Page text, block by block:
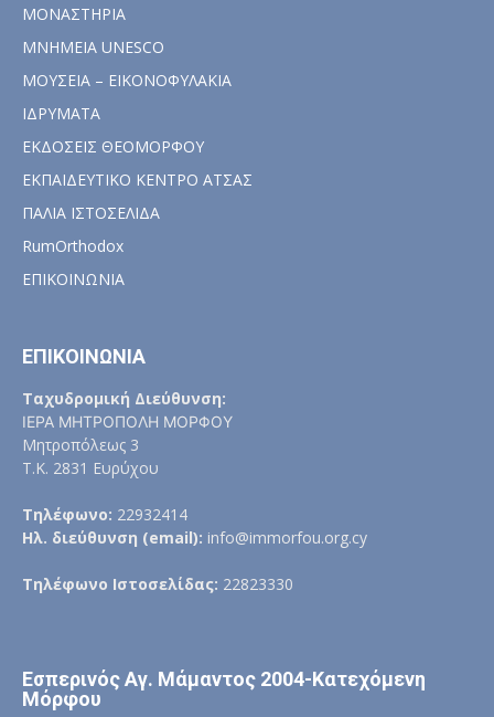
ΜΟΝΑΣΤΗΡΙΑ
ΜΝΗΜΕΙΑ UNESCO
ΜΟΥΣΕΙΑ – ΕΙΚΟΝΟΦΥΛΑΚΙΑ
ΙΔΡΥΜΑΤΑ
ΕΚΔΟΣΕΙΣ ΘΕΟΜΟΡΦΟΥ
ΕΚΠΑΙΔΕΥΤΙΚΟ ΚΕΝΤΡΟ ΑΤΣΑΣ
ΠΑΛΙΑ ΙΣΤΟΣΕΛΙΔΑ
RumOrthodox
ΕΠΙΚΟΙΝΩΝΙΑ
ΕΠΙΚΟΙΝΩΝΙΑ
Ταχυδρομική Διεύθυνση:
ΙΕΡΑ ΜΗΤΡΟΠΟΛΗ ΜΟΡΦΟΥ
Μητροπόλεως 3
Τ.Κ. 2831 Ευρύχου
Τηλέφωνο: 22932414
Ηλ. διεύθυνση (email): info@immorfou.org.cy
Τηλέφωνο Ιστοσελίδας: 22823330
Εσπερινός Αγ. Μάμαντος 2004-Κατεχόμενη
Μόρφου